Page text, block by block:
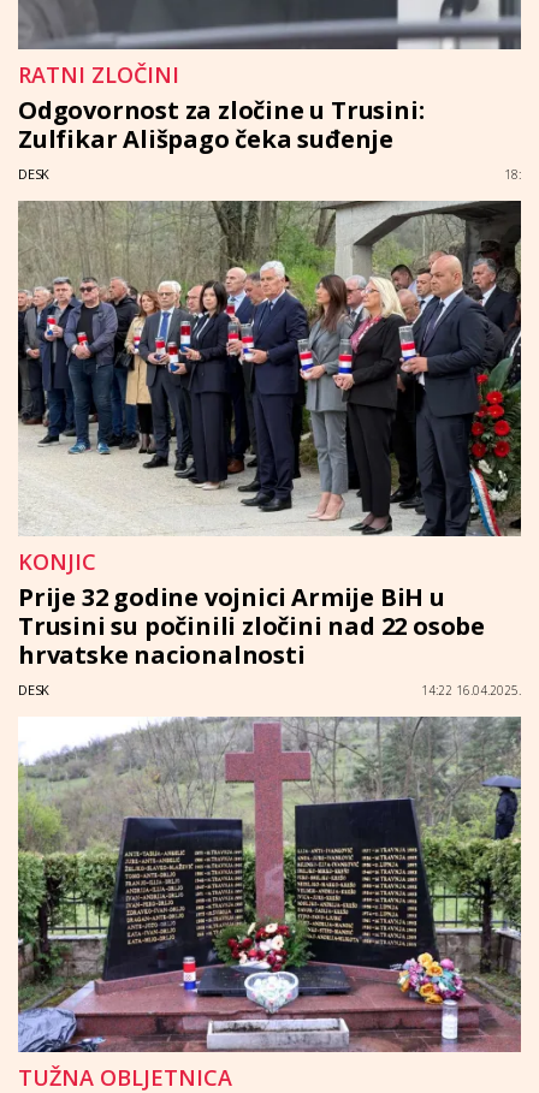
RATNI ZLOČINI
Odgovornost za zločine u Trusini:
Zulfikar Ališpago čeka suđenje
DESK 18:
KONJIC
Prije 32 godine vojnici Armije BiH u
Trusini su počinili zločini nad 22 osobe
hrvatske nacionalnosti
DESK 14:22 16.04.2025.
TUŽNA OBLJETNICA